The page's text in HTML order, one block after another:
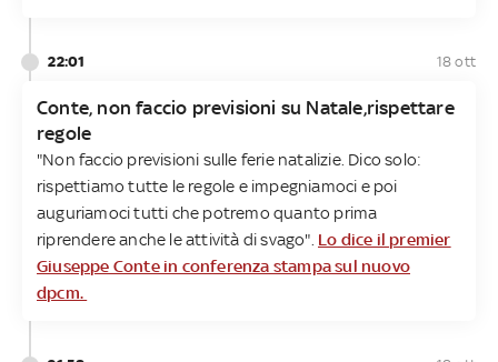
22:01 18 ott
Conte, non faccio previsioni su Natale,rispettare
regole
"Non faccio previsioni sulle ferie natalizie. Dico solo:
rispettiamo tutte le regole e impegniamoci e poi
auguriamoci tutti che potremo quanto prima
riprendere anche le attività di svago". Lo dice il premier
Giuseppe Conte in conferenza stampa sul nuovo
dpcm.